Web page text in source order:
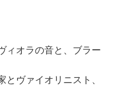
ィオラの音と、ブラー
ヴァイオリニスト、